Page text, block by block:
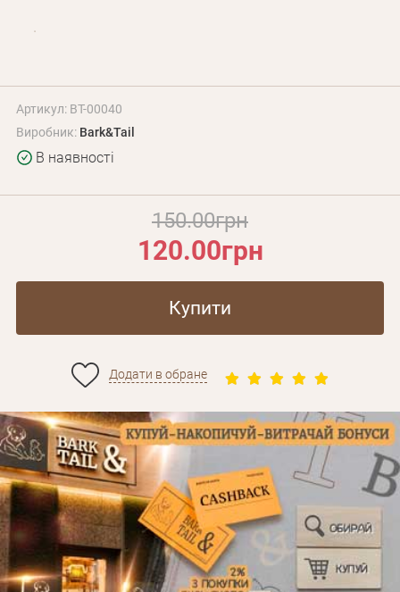
Артикул: BT-00040
Виробник: Bark&Tail
В наявності
150.00грн
120.00грн
Купити
Додати в обране